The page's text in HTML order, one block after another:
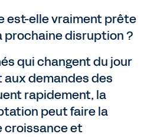
un essai gratuit
est-elle vraiment prête
prochaine disruption ?
qui changent du jour
aux demandes des
rapidement, la
peut faire la
croissance et